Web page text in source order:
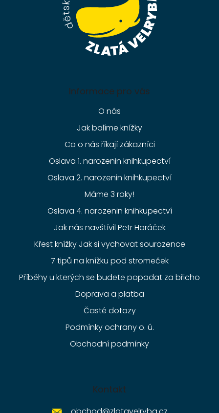
Informace pro vás
O nás
Jak balíme knížky
Co o nás říkají zákazníci
Oslava 1. narozenin knihkupectví
Oslava 2. narozenin knihkupectví
Máme 3 roky!
Oslava 4. narozenin knihkupectví
Jak nás navštívil Petr Horáček
Křest knížky Jak si vychovat sourozence
7 tipů na knížku pod stromeček
Příběhy u kterých se budete popadat za břicho
Doprava a platba
Časté dotazy
Podmínky ochrany o. ú.
Obchodní podmínky
Kontakt